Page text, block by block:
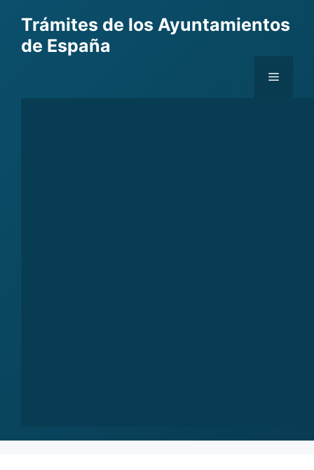
content
Trámites de los Ayuntamientos
de España
Menu